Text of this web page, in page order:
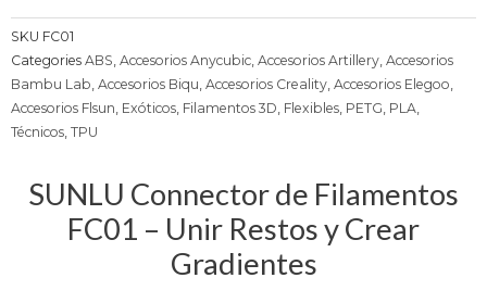
SKU FC01
Categories ABS, Accesorios Anycubic, Accesorios Artillery, Accesorios
Bambu Lab, Accesorios Biqu, Accesorios Creality, Accesorios Elegoo,
Accesorios Flsun, Exóticos, Filamentos 3D, Flexibles, PETG, PLA,
Técnicos, TPU
SUNLU Connector de Filamentos
FC01 – Unir Restos y Crear
Gradientes